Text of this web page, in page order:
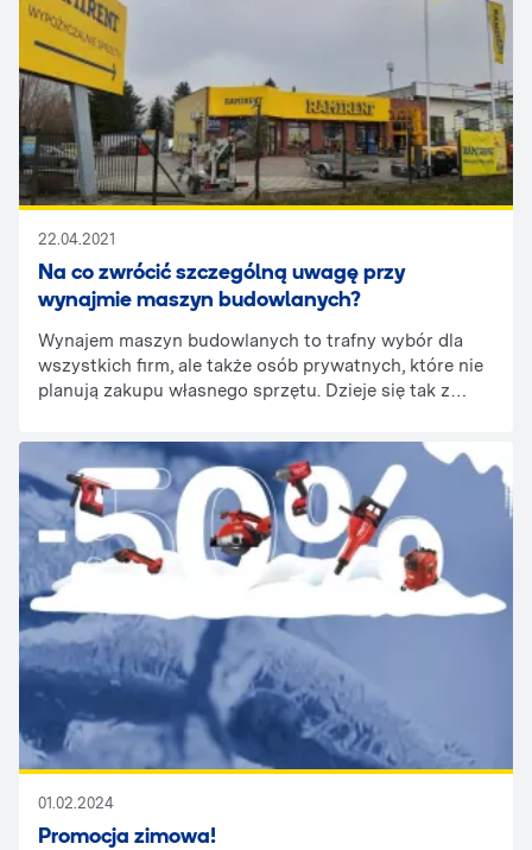
22.04.2021
Na co zwrócić szczególną uwagę przy
wynajmie maszyn budowlanych?
Wynajem maszyn budowlanych to trafny wybór dla
wszystkich firm, ale także osób prywatnych, które nie
planują zakupu własnego sprzętu. Dzieje się tak z
inwestycję w kosztowne maszyny, chęć uniknięcia
obowiązku konserwacji i serwisowania urządzeń lub
doraźna potrzeba skorzystania z maszyn. Niezależnie
od przyczyn wynajmowania, warto pamiętać o kilku
ważnych kwestiach, które trzeba przemyśleć przed
podjęciem decyzji o skorzystaniu z usług danej
wypożyczalni. O czym należy pamiętać?
01.02.2024
Promocja zimowa!